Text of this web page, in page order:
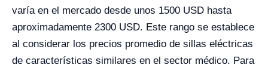
varía en el mercado desde unos 1500 USD hasta
aproximadamente 2300 USD. Este rango se establece
al considerar los precios promedio de sillas eléctricas
de características similares en el sector médico. Para